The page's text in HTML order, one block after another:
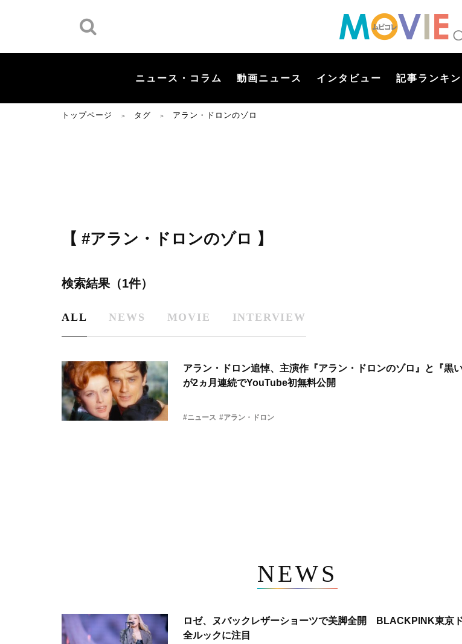
ニュース・コラム 動画ニュース インタビュー 記事ランキ
トップページ ＞ タグ ＞ アラン・ドロンのゾロ
【 #アラン・ドロンのゾロ 】
検索結果（1件）
ALL NEWS MOVIE INTERVIEW
アラン・ドロン追悼、主演作『アラン・ドロンのゾロ』と『黒
が2ヵ月連続でYouTube初無料公開
#ニュース #アラン・ドロン
NEWS
ロゼ、ヌバックレザーショーツで美脚全開 BLACKPINK東京
全ルックに注目